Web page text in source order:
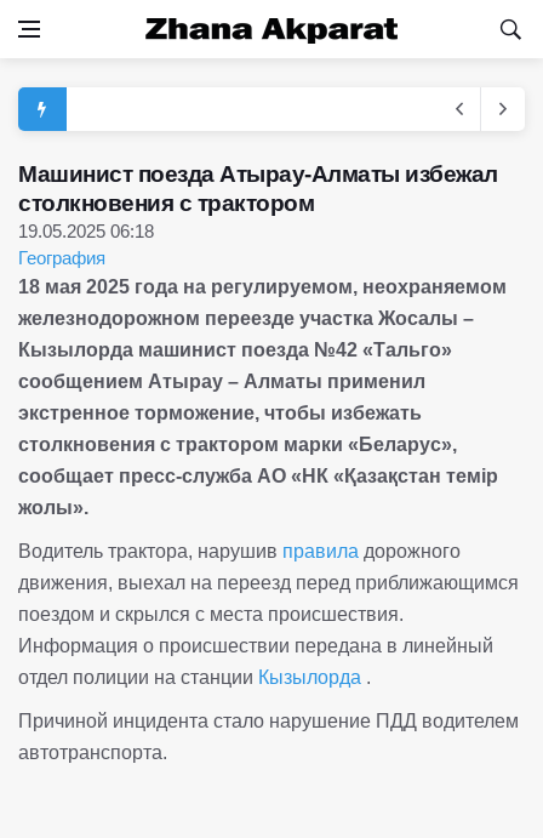
Машинист поезда Атырау-Алматы избежал
столкновения с трактором
19.05.2025 06:18
География
18 мая 2025 года на регулируемом, неохраняемом
железнодорожном переезде участка Жосалы –
Кызылорда машинист поезда №42 «Тальго»
сообщением Атырау – Алматы применил
экстренное торможение, чтобы избежать
столкновения с трактором марки «Беларус»,
сообщает пресс-служба АО «НК «Қазақстан темір
жолы».
Водитель трактора, нарушив правила дорожного
движения, выехал на переезд перед приближающимся
поездом и скрылся с места происшествия.
Информация о происшествии передана в линейный
отдел полиции на станции Кызылорда .
Причиной инцидента стало нарушение ПДД водителем
автотранспорта.